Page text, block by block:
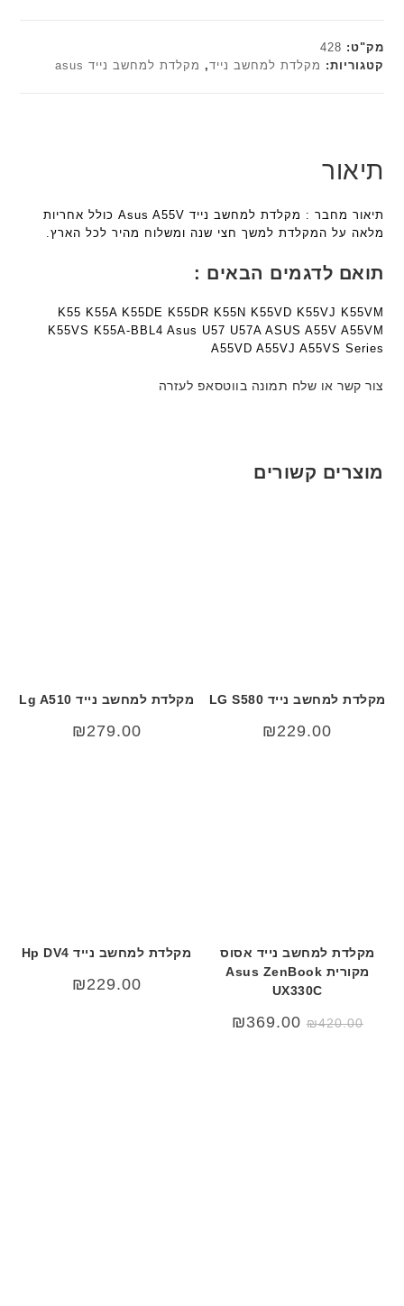
מק"ט: 428
קטגוריות: מקלדת למחשב נייד, מקלדת למחשב נייד asus
תיאור
תיאור מחבר : מקלדת למחשב נייד Asus A55V כולל אחריות
מלאה על המקלדת למשך חצי שנה ומשלוח מהיר לכל הארץ.
תואם לדגמים הבאים :
K55 K55A K55DE K55DR K55N K55VD K55VJ K55VM
K55VS K55A-BBL4 Asus U57 U57A ASUS A55V A55VM
A55VD A55VJ A55VS Series
צור קשר או שלח תמונה בווטסאפ לעזרה
מוצרים קשורים
מקלדת למחשב נייד LG S580
₪229.00
מקלדת למחשב נייד Lg A510
₪279.00
מקלדת למחשב נייד אסוס
מקורית Asus ZenBook
UX330C
₪420.00
המחיר
המקורי
₪369.00
מקלדת למחשב נייד Hp DV4
₪229.00